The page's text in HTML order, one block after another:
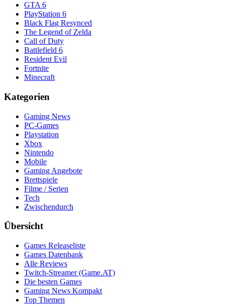
GTA 6
PlayStation 6
Black Flag Resynced
The Legend of Zelda
Call of Duty
Battlefield 6
Resident Evil
Fortnite
Minecraft
Kategorien
Gaming News
PC-Games
Playstation
Xbox
Nintendo
Mobile
Gaming Angebote
Brettspiele
Filme / Serien
Tech
Zwischendurch
Übersicht
Games Releaseliste
Games Datenbank
Alle Reviews
Twitch-Streamer (Game.AT)
Die besten Games
Gaming News Kompakt
Top Themen